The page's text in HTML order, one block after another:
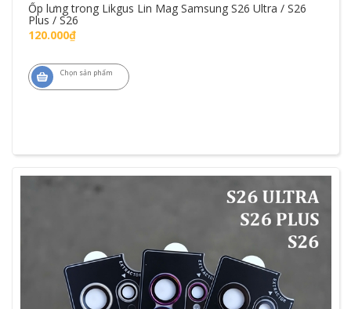
Ốp lưng trong Likgus Lin Mag Samsung S26 Ultra / S26
Plus / S26
120.000₫
Chọn sản phẩm